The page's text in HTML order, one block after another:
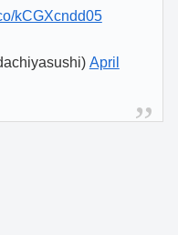
kCGXcndd05
April